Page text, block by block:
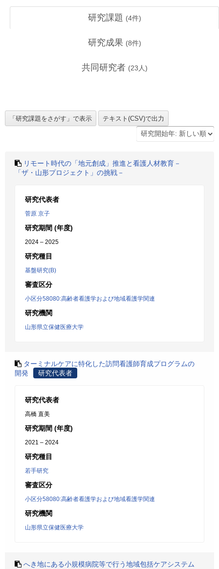
研究課題 (4件)
研究成果 (8件)
共同研究者 (23 人)
リモート時代の「地元創成」推進と看護人材教育－
「ザ・山形プロジェクト」の挑戦－
研究代表者
菅原 京子
研究期間 (年度)
2024 – 2025
研究種目
基盤研究(B)
審査区分
小区分58080:高齢者看護学および地域看護学関連
研究機関
山形県立保健医療大学
ターミナルケアに特化した訪問看護師育成プログラムの
開発
研究代表者
研究代表者
高橋 直美
研究期間 (年度)
2021 – 2024
研究種目
若手研究
審査区分
小区分58080:高齢者看護学および地域看護学関連
研究機関
山形県立保健医療大学
へき地にある小規模病院等で行う地域包括ケアシステム